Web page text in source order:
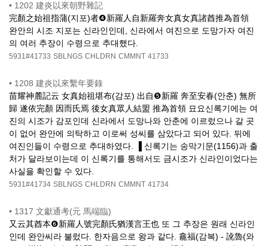
• 1202 建炎以來朝野雜記
完顏之始祖指蒲(지포)者❹新羅人自新羅奔女真女真諸酋推為首領
완안의 시조 지포는 신라인인데, 신라에서 여진으로 도망가자 여진
의 여러 추장이 수령으로 추대했다.
5931#41733 SBLNGS CHLDRN CMMNT 41733
• 1208 建炎以來繫年要錄
苗耀神麓記云 女真始祖堪布(감포) 出自❺新羅 奔至安春(안춘) 無所
歸 遂依完顏 因而氏焉 後女真眾人結盟 推為首領 묘요신록기에는 여
진의 시조가 감포인데 신라에서 도망나와 안춘에 이르렀으나 갈 곳
이 없어 완안에 의탁하고 이로써 성씨를 삼았다고 되어 있다. 뒤에
여진인들이 수령으로 추대하였다. ▐ 신록기는 송막기문(1156)과 출
처가 달라보이는데 이 신록기를 통해서도 금시조가 신라인이었다는
사실을 확인할 수 있다.
5931#41734 SBLNGS CHLDRN CMMNT 41734
• 1317 文獻通考(元 馬端臨)
又云其酋本❻新羅人號完顏氏猶漢言王也 또 그 추장은 원래 신라인
인데 완안씨라 불렀다. 한자음으로 왕과 같다. 龕福(감복) - 訛魯(와